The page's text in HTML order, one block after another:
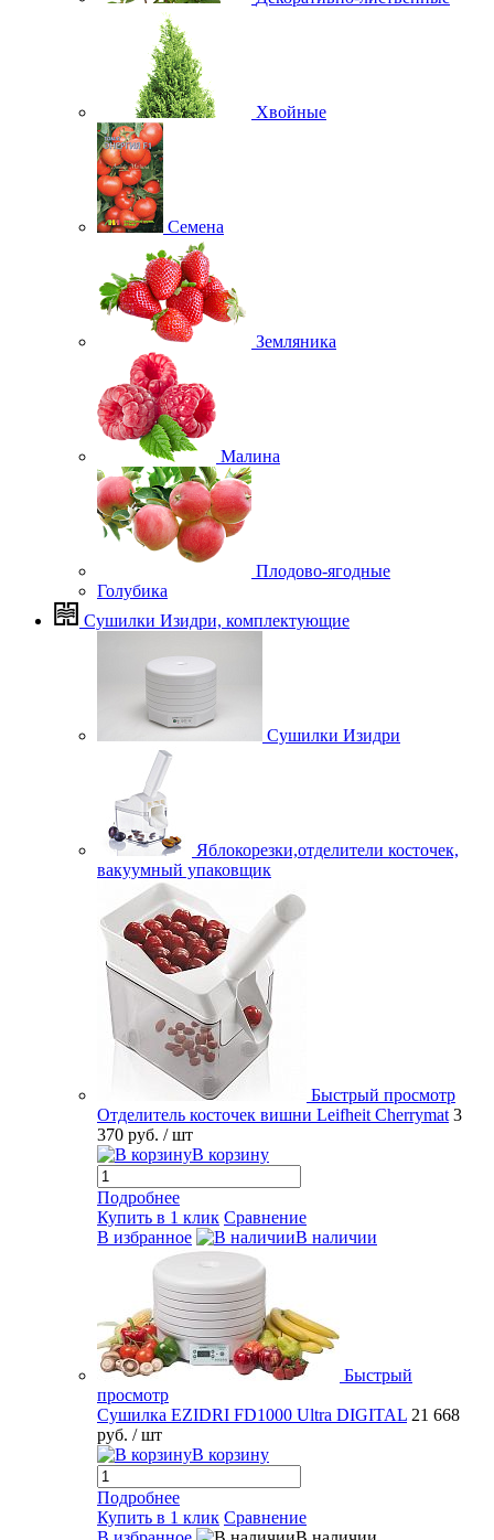
Хвойные
Семена
Земляника
Малина
Плодово-ягодные
Голубика
Сушилки Изидри, комплектующие
Сушилки Изидри
Яблокорезки,отделители косточек,
вакуумный упаковщик
Быстрый просмотр
Отделитель косточек вишни Leifheit Cherrymat 3
370 руб. / шт
В корзину
Подробнее
Купить в 1 клик Сравнение
В избранное
В наличии
Быстрый
просмотр
Сушилка EZIDRI FD1000 Ultra DIGITAL 21 668
руб. / шт
В корзину
Подробнее
Купить в 1 клик Сравнение